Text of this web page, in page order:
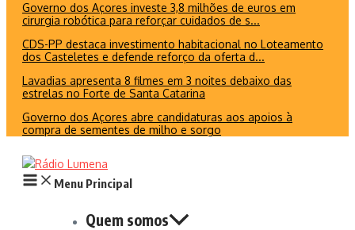
Governo dos Açores investe 3,8 milhões de euros em
cirurgia robótica para reforçar cuidados de s...
CDS-PP destaca investimento habitacional no Loteamento
dos Casteletes e defende reforço da oferta d...
Lavadias apresenta 8 filmes em 3 noites debaixo das
estrelas no Forte de Santa Catarina
Governo dos Açores abre candidaturas aos apoios à
compra de sementes de milho e sorgo
Menu Principal
Quem somos